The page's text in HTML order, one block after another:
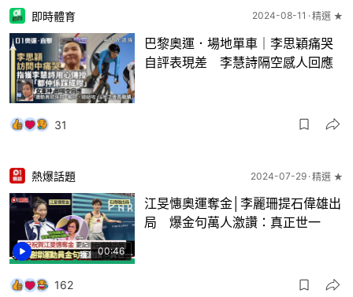
即時體育 2024-08-11 精選 ★
巴黎奧運．場地單車｜李思穎痛哭
自評表現差 李慧詩隔空感人回應
31
00:46
熱爆話題 2024-07-29 精選 ★
江旻憓奧運奪金│李麗珊提石偉雄出
局 爆金句萬人激讚：真正世一
162